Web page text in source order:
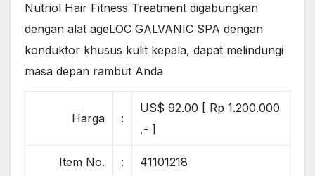
Nutriol Hair Fitness Treatment digabungkan
dengan alat ageLOC GALVANIC SPA dengan
konduktor khusus kulit kepala, dapat melindungi
masa depan rambut Anda
Harga :
US$ 92.00 [ Rp 1.200.000
,- ]
Item No. : 41101218